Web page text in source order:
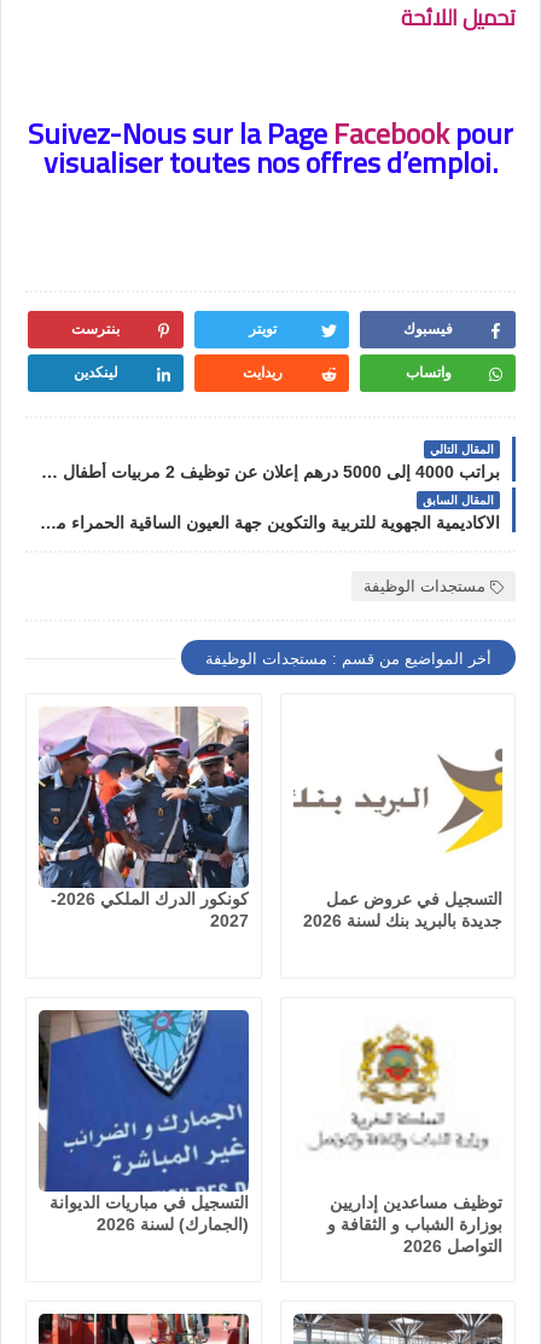
تحميل اللائحة
Suivez-Nous sur la PageFacebookpour
visualiser toutes nos offres d’emploi.
فيسبوك تويتر بنترست
واتساب ريدايت لينكدين
المقال التالي
براتب 4000 إلى 5000 درهم إعلان عن توظيف 2 مربيات أطفال بالباك أو النيفو باك
المقال السابق
الاكاديمية الجهوية للتربية والتكوين جهة العيون الساقية الحمراء مباراة توظيف 3 اساتذة التعليم الثانوي آخر أجل 19 يناير 2023
مستجدات الوظيفة
أخر المواضيع من قسم : مستجدات الوظيفة
التسجيل في عروض عمل
جديدة بالبريد بنك لسنة 2026
كونكور الدرك الملكي 2026-
2027
توظيف مساعدين إداريين
بوزارة الشباب و الثقافة و
التواصل 2026
التسجيل في مباريات الديوانة
(الجمارك) لسنة 2026